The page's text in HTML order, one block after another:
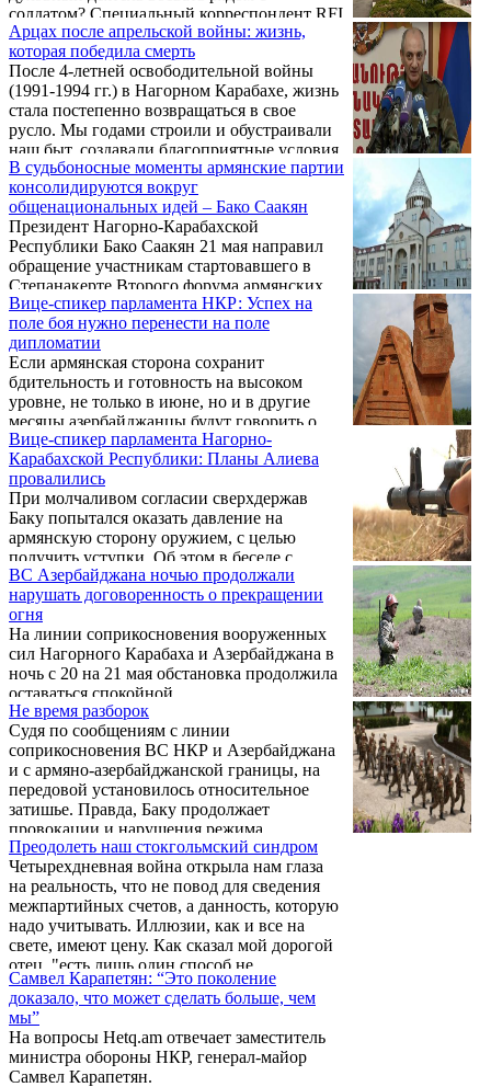
солдатом? Специальный корреспондент RFI
отправилась в непризнанную республику
через месяц после «четырехдневной
войны», чтобы выяснить, какое место
занимает религия в многолетнем армяно-
азербайджанском конфликте.
Арцах после апрельской войны: жизнь,
которая победила смерть
После 4-летней освободительной войны
(1991-1994 гг.) в Нагорном Карабахе, жизнь
стала постепенно возвращаться в свое
русло. Мы годами строили и обустраивали
наш быт, создавали благоприятные условия
для жизни. Постепенно создавалась
инфраструктура, появлялись новые школы
и детские сады. Живя в состоянии
полувойны, каждый из нас в глубине души
осознавал, что это, в некотором роде,
спокойствие в Арцахе - нестабильно, и бои
могут вспыхнуть с новой силой каждую
минуту.
В судьбоносные моменты армянские партии
консолидируются вокруг
общенациональных идей – Бако Саакян
Президент Нагорно-Карабахской
Республики Бако Саакян 21 мая направил
обращение участникам стартовавшего в
Степанакерте Второго форума армянских
политических партий. Как сообщили
Новости Армении – NEWS.am в пресс-
службе главы НКР, в послании говорится:
Вице-спикер парламента НКР: Успех на
поле боя нужно перенести на поле
дипломатии
Если армянская сторона сохранит
бдительность и готовность на высоком
уровне, не только в июне, но и в другие
месяцы азербайджанцы будут говорить о
мирных переговорах. Об этом в беседе с
корреспондентом Новости Армении –
NEWS.am заявил вице-председатель
Национального Собрания Нагорно-
Карабахской Республики Ваграм Балаян.
Вице-спикер парламента Нагорно-
Карабахской Республики: Планы Алиева
провалились
При молчаливом согласии сверхдержав
Баку попытался оказать давление на
армянскую сторону оружием, с целью
получить уступки. Об этом в беседе с
корреспондентом Новости Армении –
NEWS.am заявил вице-председатель
Национального Собрания Нагорно-
Карабахской Республики Ваграм Балаян.
ВС Азербайджана ночью продолжали
нарушать договоренность о прекращении
огня
На линии соприкосновения вооруженных
сил Нагорного Карабаха и Азербайджана в
ночь c 20 на 21 мая обстановка продолжила
оставаться спокойной.
Не время разборок
Судя по сообщениям с линии
соприкосновения ВС НКР и Азербайджана
и с армяно-азербайджанской границы, на
передовой установилось относительное
затишье. Правда, Баку продолжает
провокации и нарушения режима
прекращения огня, но преимущественно
беспорядочной пальбой из стрелкового
оружия и поджогом травы в нейтральной
зоне.
Преодолеть наш стокгольмский синдром
Четырехдневная война открыла нам глаза
на реальность, что не повод для сведения
межпартийных счетов, а данность, которую
надо учитывать. Иллюзии, как и все на
свете, имеют цену. Как сказал мой дорогой
отец, "есть лишь один способ не
разочаровываться - не очаровываться".
Самвел Карапетян: “Это поколение
доказало, что может сделать больше, чем
мы”
На вопросы Hetq.am отвечает заместитель
министра обороны НКР, генерал-майор
Самвел Карапетян.